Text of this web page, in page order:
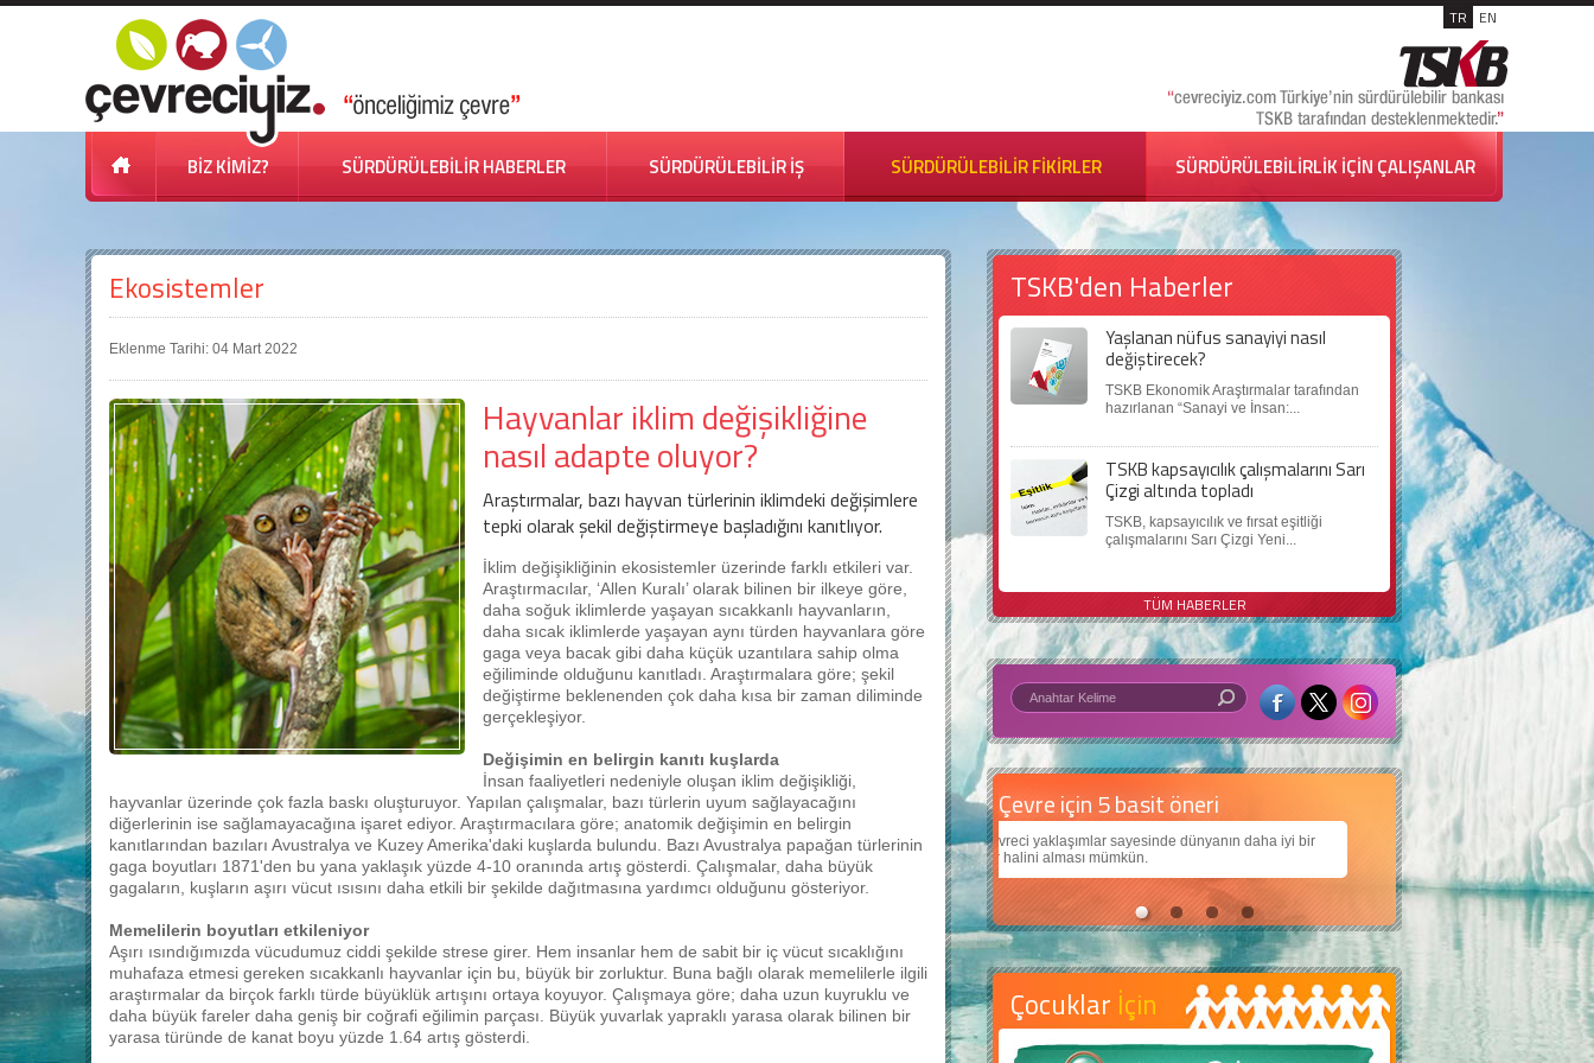
TR EN
BİZ KİMİZ? SÜRDÜRÜLEBİLİR HABERLER SÜRDÜRÜLEBİLİR İŞ SÜRDÜRÜLEBİLİR FİKİRLER SÜRDÜRÜLEBİLİRLİK İÇİN ÇALIŞANLAR
Ekosistemler
Eklenme Tarihi: 04 Mart 2022
Hayvanlar iklim değişikliğine
nasıl adapte oluyor?
Araştırmalar, bazı hayvan türlerinin iklimdeki değişimlere
tepki olarak şekil değiştirmeye başladığını kanıtlıyor.
İklim değişikliğinin ekosistemler üzerinde farklı etkileri var.
Araştırmacılar, ‘Allen Kuralı’ olarak bilinen bir ilkeye göre,
daha soğuk iklimlerde yaşayan sıcakkanlı hayvanların,
daha sıcak iklimlerde yaşayan aynı türden hayvanlara göre
gaga veya bacak gibi daha küçük uzantılara sahip olma
eğiliminde olduğunu kanıtladı. Araştırmalara göre; şekil
değiştirme beklenenden çok daha kısa bir zaman diliminde
gerçekleşiyor.
Değişimin en belirgin kanıtı kuşlarda
İnsan faaliyetleri nedeniyle oluşan iklim değişikliği,
hayvanlar üzerinde çok fazla baskı oluşturuyor. Yapılan çalışmalar, bazı türlerin uyum sağlayacağını
diğerlerinin ise sağlamayacağına işaret ediyor. Araştırmacılara göre; anatomik değişimin en belirgin
kanıtlarından bazıları Avustralya ve Kuzey Amerika'daki kuşlarda bulundu. Bazı Avustralya papağan türlerinin
gaga boyutları 1871'den bu yana yaklaşık yüzde 4-10 oranında artış gösterdi. Çalışmalar, daha büyük
gagaların, kuşların aşırı vücut ısısını daha etkili bir şekilde dağıtmasına yardımcı olduğunu gösteriyor.
Memelilerin boyutları etkileniyor
Aşırı ısındığımızda vücudumuz ciddi şekilde strese girer. Hem insanlar hem de sabit bir iç vücut sıcaklığını
muhafaza etmesi gereken sıcakkanlı hayvanlar için bu, büyük bir zorluktur. Buna bağlı olarak memelilerle ilgili
araştırmalar da birçok farklı türde büyüklük artışını ortaya koyuyor. Çalışmaya göre; daha uzun kuyruklu ve
daha büyük fareler daha geniş bir coğrafi eğilimin parçası. Büyük yuvarlak yapraklı yarasa olarak bilinen bir
yarasa türünde de kanat boyu yüzde 1.64 artış gösterdi.
TSKB'den Haberler
Yaşlanan nüfus sanayiyi nasıl
değiştirecek?
TSKB Ekonomik Araştırmalar tarafından
hazırlanan “Sanayi ve İnsan:...
TSKB kapsayıcılık çalışmalarını Sarı
Çizgi altında topladı
TSKB, kapsayıcılık ve fırsat eşitliği
çalışmalarını Sarı Çizgi Yeni...
TÜM HABERLER
Çevre için 5 basit öneri
Çevreci yaklaşımlarsayesinde dünyanın daha iyi bir
yer halini alması mümkün.
Daha iyi bir dünya için yapay zekâ
Çocuklarımıza daha güzel bir dünya bırakabilmek için
teknolojiden nasıl yararlanırız?
Çocuklar İçin